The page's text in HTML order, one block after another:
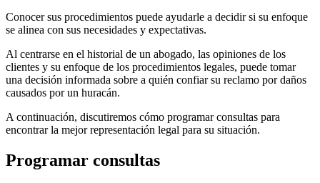
Conocer sus procedimientos puede ayudarle a decidir si su enfoque
se alinea con sus necesidades y expectativas.
Al centrarse en el historial de un abogado, las opiniones de los
clientes y su enfoque de los procedimientos legales, puede tomar
una decisión informada sobre a quién confiar su reclamo por daños
causados ​​por un huracán.
A continuación, discutiremos cómo programar consultas para
encontrar la mejor representación legal para su situación.
Programar consultas